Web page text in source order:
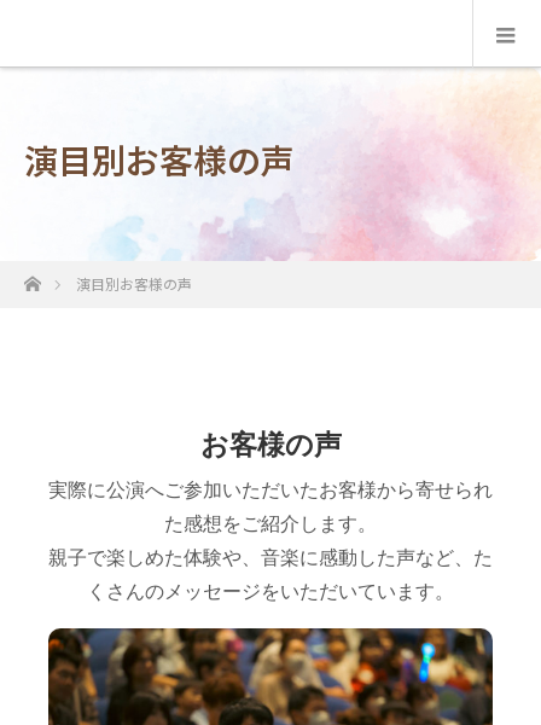
演目別お客様の声
ホーム演目別お客様の声
お客様の声
実際に公演へご参加いただいたお客様から寄せられ
た感想をご紹介します。
親子で楽しめた体験や、音楽に感動した声など、た
くさんのメッセージをいただいています。